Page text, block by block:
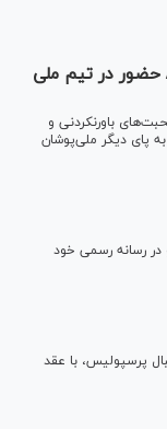
حضور در تیم ملی
باورنکردنی و
پای دیگر ملی‌پوشان
در رسانه رسمی خود
پرسپولیس، با عقد